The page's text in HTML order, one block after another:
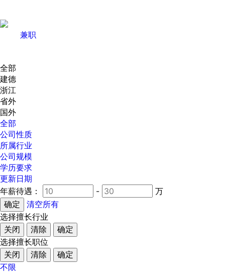
兼职
全部
建德
浙江
省外
国外
全部
公司性质
所属行业
公司规模
学历要求
更新日期
年薪待遇：
-
万
清空所有
选择擅长行业
关闭
清除
确定
选择擅长职位
关闭
清除
确定
不限